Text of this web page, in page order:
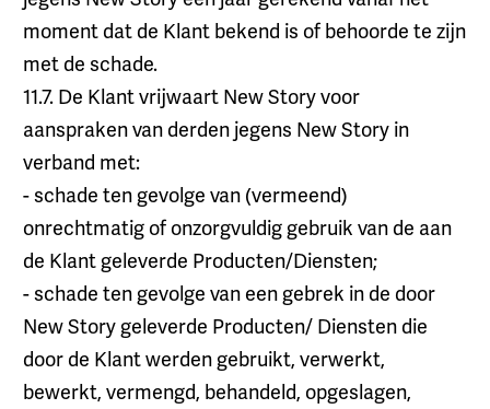
moment dat de Klant bekend is of behoorde te zijn
met de schade.
11.7. De Klant vrijwaart New Story voor
aanspraken van derden jegens New Story in
verband met:
- schade ten gevolge van (vermeend)
onrechtmatig of onzorgvuldig gebruik van de aan
de Klant geleverde Producten/Diensten;
- schade ten gevolge van een gebrek in de door
New Story geleverde Producten/ Diensten die
door de Klant werden gebruikt, verwerkt,
bewerkt, vermengd, behandeld, opgeslagen,